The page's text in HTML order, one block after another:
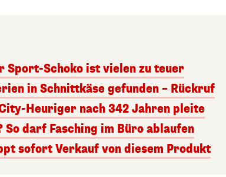
Sport-Schoko ist vielen zu teuer
in Schnittkäse gefunden – Rückruf
Heuriger nach 342 Jahren pleite
So darf Fasching im Büro ablaufen
sofort Verkauf von diesem Produkt